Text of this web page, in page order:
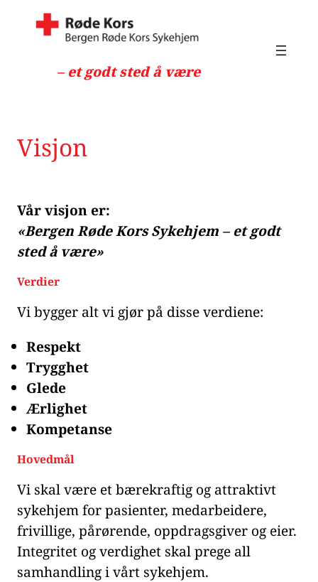
Hopp
– et godt sted å være
Visjon
Vår visjon er:
«Bergen Røde Kors Sykehjem – et godt
sted å være»
Verdier
Vi bygger alt vi gjør på disse verdiene:
Respekt
Trygghet
Glede
Ærlighet
Kompetanse
Hovedmål
Vi skal være et bærekraftig og attraktivt
sykehjem for pasienter, medarbeidere,
frivillige, pårørende, oppdragsgiver og eier.
Integritet og verdighet skal prege all
samhandling i vårt sykehjem.